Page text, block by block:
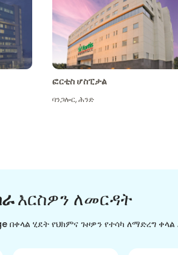
ፎርቲስ ሆስፒታል
ባንጋሎር,ሕንድ
እርስዎን ለመርዳት
በቀላል ሂደት የህክምና ጉዞዎን የተሳካ ለማድረግ